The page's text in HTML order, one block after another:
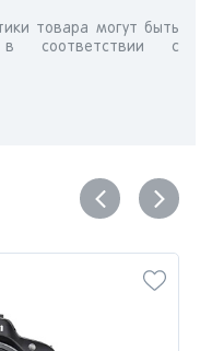
товара могут быть
в соответствии с